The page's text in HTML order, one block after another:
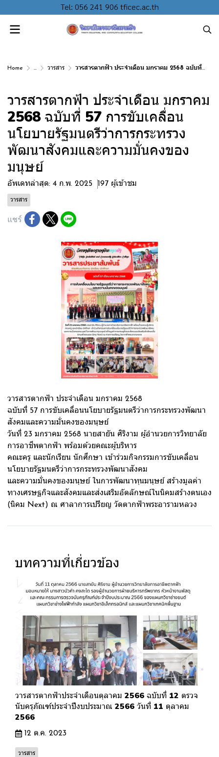
Tel: 056 241 906 tficec.ac.th
Home ... วารสาร วารสารตากฟ้า ประจำเดือน มกราคม 2568 ฉบับที่ 57 การขับเคลื่อนนโยบายรัฐมนตรีว่าการกระทรวงพัฒนาสังคมและความมั่นคงของมนุษย์
วารสารตากฟ้า ประจำเดือน มกราคม
2568 ฉบับที่ 57 การขับเคลื่อน
นโยบายรัฐมนตรีว่าการกระทรวง
พัฒนาสังคมและความมั่นคงของ
มนุษย์
อัพเดทล่าสุด: 4 ก.พ. 2025 197 ผู้เข้าชม
วารสาร
แชร์
วารสารตากฟ้า ประจำเดือน มกราคม 2568
ฉบับที่ 57 การขับเคลื่อนนโยบายรัฐมนตรีว่าการกระทรวงพัฒนา
สังคมและความมั่นคงของมนุษย์
วันที่ 23 มกราคม 2568 นายสายัน ศิริงาม ผู้อำนวยการวิทยาลัย
การอาชีพตากฟ้า พร้อมด้วยคณะผู้บริหาร
คณะครู และนักเรียน นักศึกษา เข้าร่วมกิจกรรมการขับเคลื่อน
นโยบายรัฐมนตรีว่าการกระทรวงพัฒนาสังคม
และความมั่นคงของมนุษย์ ในการพัฒนาทุนมนุษย์ สร้างมูลค่า
ทางเศรษฐกิจและสังคมและส่งเสริมอัตลักษณ์ในนิคมสร้างตนเอง
(นิคม Next) ณ ศาลาการเปรียญ วัดตากฟ้าพระอารามหลวง
บทความที่เกี่ยวข้อง
วารสารตากฟ้าประจำเดือนตุลาคม 2566 ฉบับที่ 12 ตรวจ
นับครุภัณฑ์ประจำปีงบประมาณ 2566 วันที่ 11 ตุลาคม
2566
12 ต.ค. 2023
วารสาร